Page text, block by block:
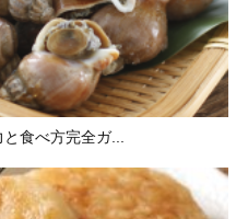
食べ方完全ガ...